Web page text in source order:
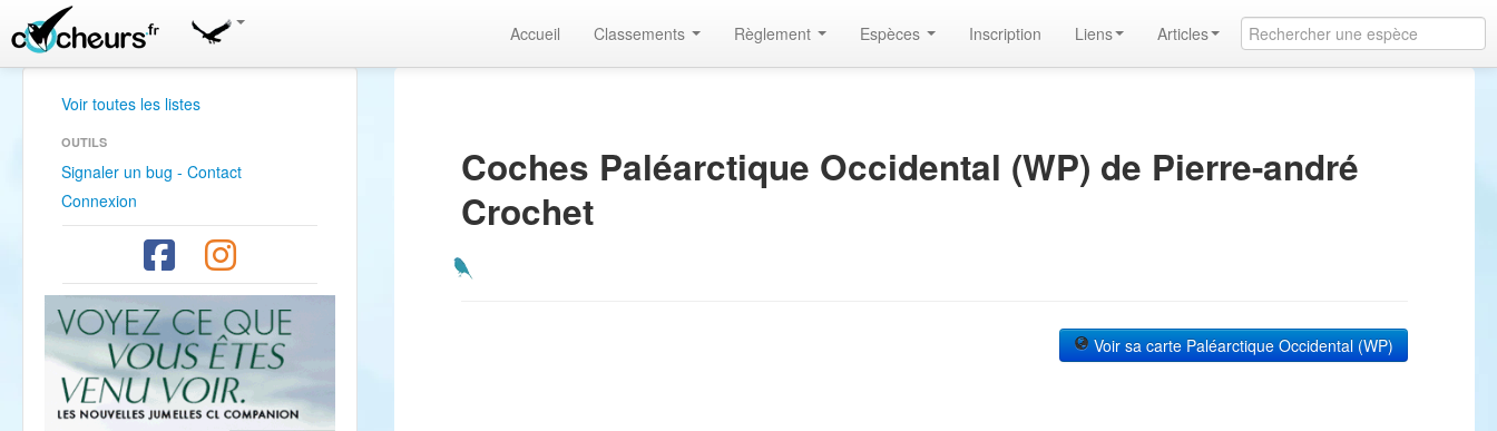
Accueil Classements Règlement Espèces Inscription Liens Articles
Voir toutes les listes
OUTILS
Signaler un bug - Contact
Connexion
Coches Paléarctique Occidental (WP) de Pierre-andré
Crochet
Voir sa carte Paléarctique Occidental (WP)